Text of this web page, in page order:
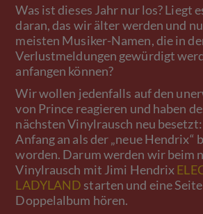
Was ist dieses Jahr nur los? Liegt
daran, das wir älter werden und
meisten Musiker-Namen, die in
Verlustmeldungen gewürdigt
anfangen können?
Wir wollen jedenfalls auf den
von Prince reagieren und haben
nächsten Vinylrausch neu
Anfang an als der „neue Hendrix“
worden. Darum werden wir beim
Vinylrausch mit Jimi Hendrix
LADYLAND starten und eine
Doppelalbum hören.